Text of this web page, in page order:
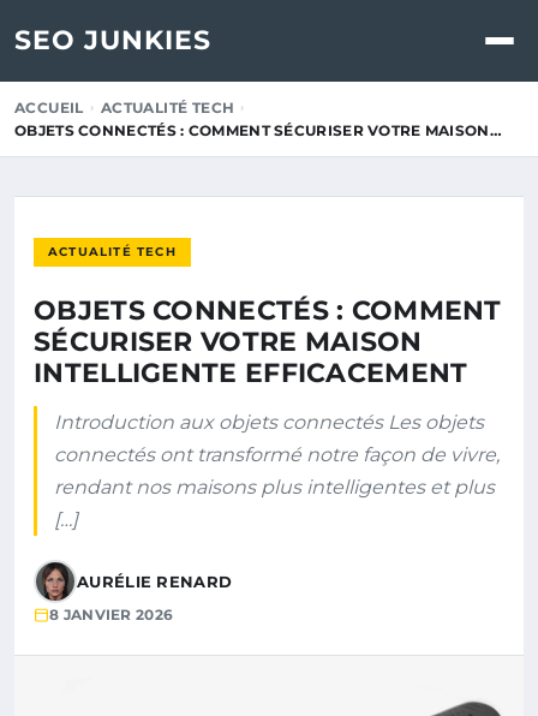
SEO JUNKIES
ACCUEIL
ACTUALITÉ TECH
OBJETS CONNECTÉS : COMMENT SÉCURISER VOTRE MAISON…
ACTUALITÉ TECH
OBJETS CONNECTÉS : COMMENT
SÉCURISER VOTRE MAISON
INTELLIGENTE EFFICACEMENT
Introduction aux objets connectés Les objets
connectés ont transformé notre façon de vivre,
rendant nos maisons plus intelligentes et plus
[…]
AURÉLIE RENARD
8 JANVIER 2026